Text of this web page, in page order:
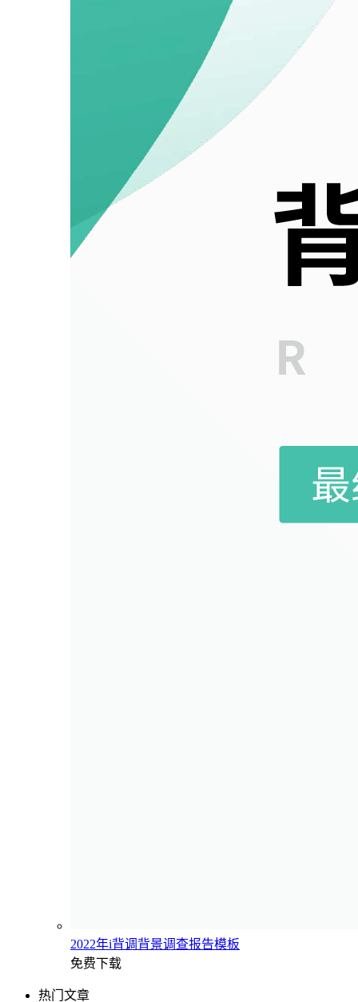
2022年i背调背景调查报告模板
免费下载
热门文章